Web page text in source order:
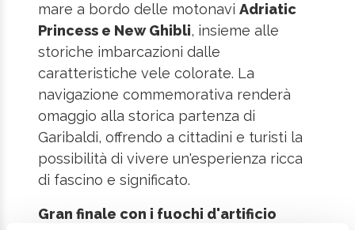
mare a bordo delle motonavi Adriatic
Princess e New Ghibli, insieme alle
storiche imbarcazioni dalle
caratteristiche vele colorate. La
navigazione commemorativa renderà
omaggio alla storica partenza di
Garibaldi, offrendo a cittadini e turisti la
possibilità di vivere un'esperienza ricca
di fascino e significato.
Gran finale con i fuochi d'artificio